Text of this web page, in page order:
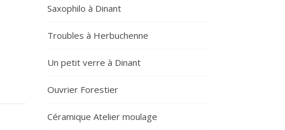
Saxophilo à Dinant
Troubles à Herbuchenne
Un petit verre à Dinant
Ouvrier Forestier
Céramique Atelier moulage